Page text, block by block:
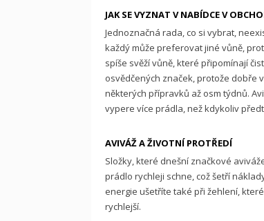
JAK SE VYZNAT V NABÍDCE V
Jednoznačná rada, co si vybrat,
každý může preferovat jiné vůně,
spíše svěží vůně, které připomínají
osvědčených značek, protože dobře
některých přípravků až osm týdnů.
vypere více prádla, než kdykoliv
AVIVÁŽ A ŽIVOTNÍ PROTŘEDÍ
Složky, které dnešní značkové
prádlo rychleji schne, což šetří
energie ušetříte také při žehlení,
rychlejší.